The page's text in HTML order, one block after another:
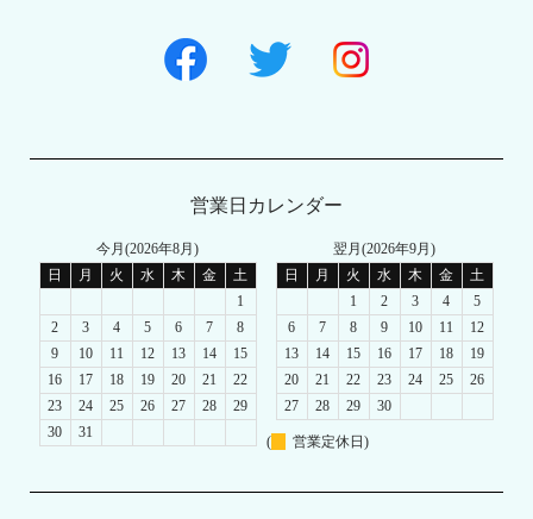
営業日カレンダー
今月(2026年8月)
日
月 火 水 木 金
土
1
2
3 4 5 6 7
8
9
10 11 12 13 14
15
16
17 18 19 20 21
22
23
24 25 26 27 28
29
30
31
翌月(2026年9月)
日
月 火 水 木 金
土
1
2 3 4
5
6
7 8 9 10 11
12
13
14 15 16 17 18
19
20
21 22 23 24 25
26
27
28 29 30
( 営業定休日)